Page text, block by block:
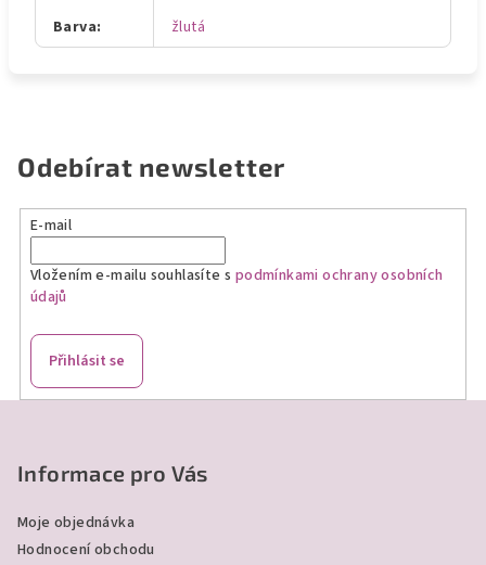
Barva: žlutá
Odebírat newsletter
E-mail
Vložením e-mailu souhlasíte s podmínkami ochrany osobních
údajů
Přihlásit se
Informace pro Vás
Moje objednávka
Hodnocení obchodu